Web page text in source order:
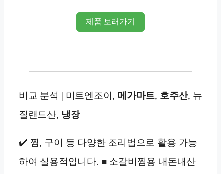
제품 보러가기
비교 분석 | 미트엔조이, 메가마트, 호주산, 뉴
질랜드산, 냉장
✔️ 찜, 구이 등 다양한 조리법으로 활용 가능
하여 실용적입니다. ■ 소갈비찜용 내돈내산